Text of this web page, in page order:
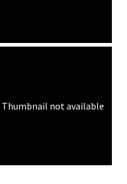
Thumbnail not available